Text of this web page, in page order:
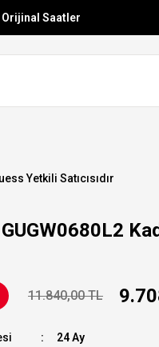
Saatler
Yetkili Satıcısıdır
GUGW0680L2
11.840,00 TL
24 Ay